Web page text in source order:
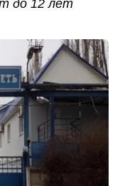
до 12 лет